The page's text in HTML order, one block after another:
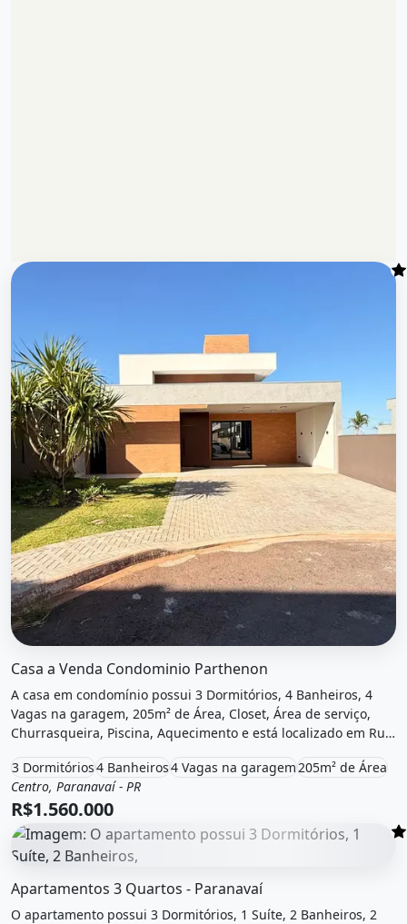
Casa a Venda Condominio Parthenon
A casa em condomínio possui 3 Dormitórios, 4 Banheiros, 4
Vagas na garagem, 205m² de Área, Closet, Área de serviço,
Churrasqueira, Piscina, Aquecimento e está localizado em Rua
3 Dormitórios4 Banheiros4 Vagas na garagem205m² de Área
Venda
Casa em condomínio
Centro, Paranavaí - PR
R$1.560.000
Apartamentos 3 Quartos - Paranavaí
O apartamento possui 3 Dormitórios, 1 Suíte, 2 Banheiros, 2